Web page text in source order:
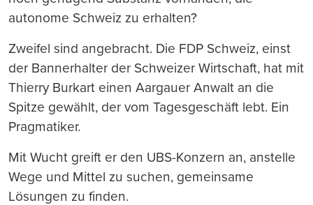
autonome Schweiz zu erhalten?
Zweifel sind angebracht. Die FDP Schweiz, einst
der Bannerhalter der Schweizer Wirtschaft, hat mit
Thierry Burkart einen Aargauer Anwalt an die
Spitze gewählt, der vom Tagesgeschäft lebt. Ein
Pragmatiker.
Mit Wucht greift er den UBS-Konzern an, anstelle
Wege und Mittel zu suchen, gemeinsame
Lösungen zu finden.